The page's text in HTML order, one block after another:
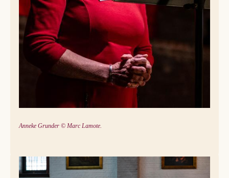
Anneke Grunder © Marc Lamote.
© Marc Lamote.